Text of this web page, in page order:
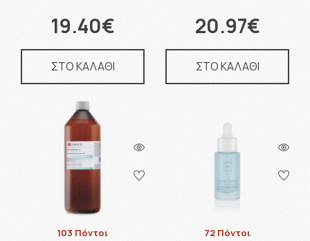
19.40€
ΣΤΟ ΚΑΛΑΘΙ
20.97€
ΣΤΟ ΚΑΛΑΘΙ
103 Πόντοι 72 Πόντοι